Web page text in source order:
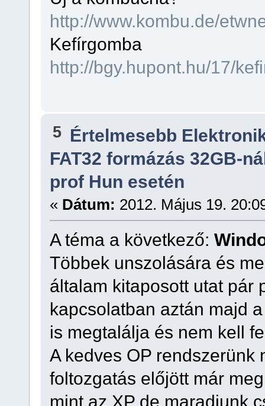
http://www.kombu.de/
Kefírgomba
http://bgy.hupont.hu/17/
5 Értelmesebb
FAT32 formázás 32GB-
prof Hun esetén
« Dátum: 2012. Május 19.
A téma a következő:
Többek unszolására és
általam kitaposott utat pár
kapcsolatban aztán majd
is megtalálja és nem kell
A kedves OP rendszerünk
foltozgatás előjött már
mint az XP de maradjunk